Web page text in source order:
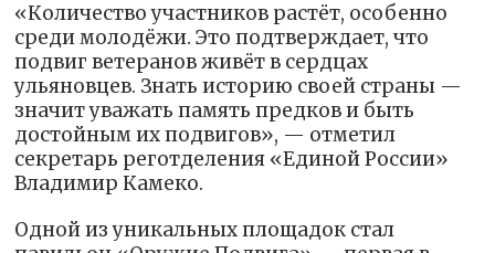
«Количество участников растёт, особенно
среди молодёжи. Это подтверждает, что
подвиг ветеранов живёт в сердцах
ульяновцев. Знать историю своей страны —
значит уважать память предков и быть
достойным их подвигов», — отметил
секретарь реготделения «Единой России»
Владимир Камеко.
Одной из уникальных площадок стал